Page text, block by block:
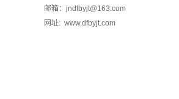
邮箱：jndfbyjt@163.com
网址: www.dfbyjt.com